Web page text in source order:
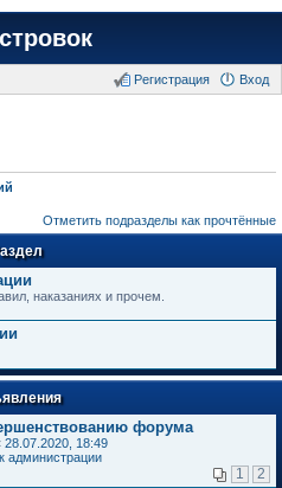
Вход
Регистрация
Отметить подразделы как прочтённые
наказаниях и прочем.
форума
28.07.2020, 18:49
администрации
1 2